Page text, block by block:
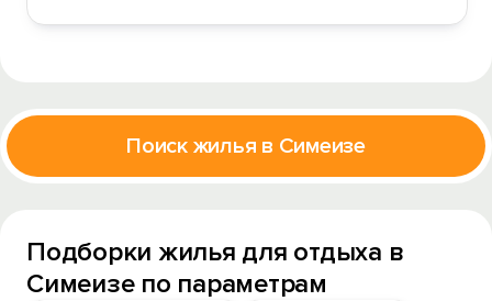
Поиск жилья в Симеизе
Подборки жилья для отдыха в
Симеизе по параметрам